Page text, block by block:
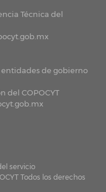
Técnica del
de gobierno
del COPOCYT
servicio
Todos los derechos